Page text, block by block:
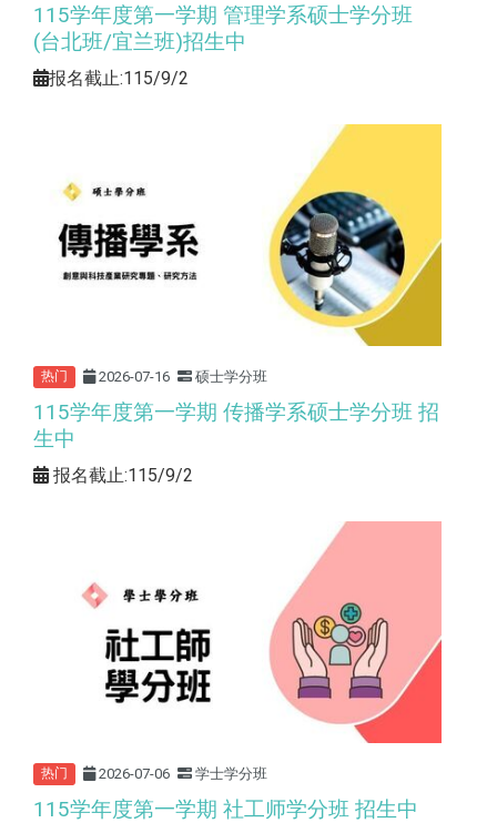
115学年度第一学期 管理学系硕士学分班
(台北班/宜兰班)招生中
报名截止:115/9/2
热门 2026-07-16 硕士学分班
115学年度第一学期 传播学系硕士学分班 招
生中
报名截止:115/9/2
热门 2026-07-06 学士学分班
115学年度第一学期 社工师学分班 招生中